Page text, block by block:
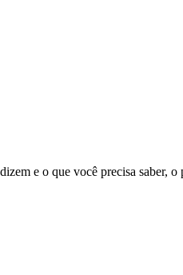
e o que você precisa saber,